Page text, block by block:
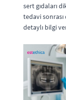
sert gıdaları
tedavi
detaylı bilgi